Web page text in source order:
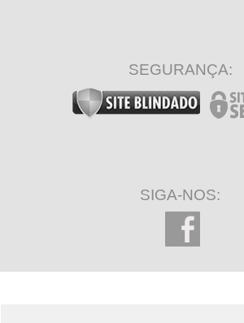
SEGURANÇA:
SIGA-NOS: